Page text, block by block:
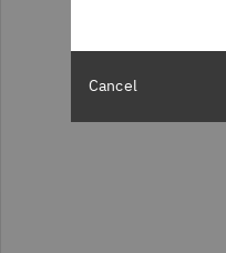
Cancel